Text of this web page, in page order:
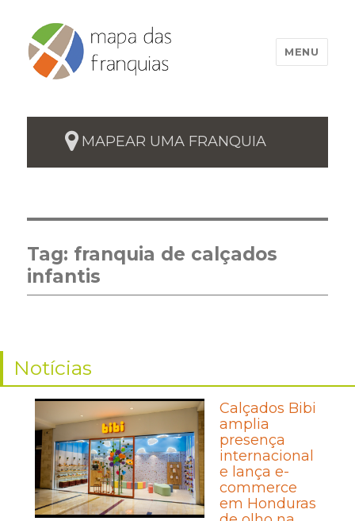
MENU
MAPEAR UMA FRANQUIA
Tag: franquia de calçados
infantis
Notícias
Calçados Bibi
amplia
presença
internacional
e lança e-
commerce
em Honduras